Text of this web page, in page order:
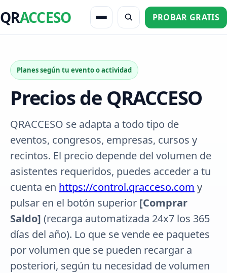
QRACCESO PROBAR GRATIS
Planes según tu evento o actividad
Precios de QRACCESO
QRACCESO se adapta a todo tipo de
eventos, congresos, empresas, cursos y
recintos. El precio depende del volumen de
asistentes requeridos, puedes acceder a tu
cuenta en https://control.qracceso.com y
pulsar en el botón superior [Comprar
Saldo] (recarga automatizada 24x7 los 365
días del año). Lo que se vende ee paquetes
por volumen que se pueden recargar a
posteriori, según tu necesidad de volumen